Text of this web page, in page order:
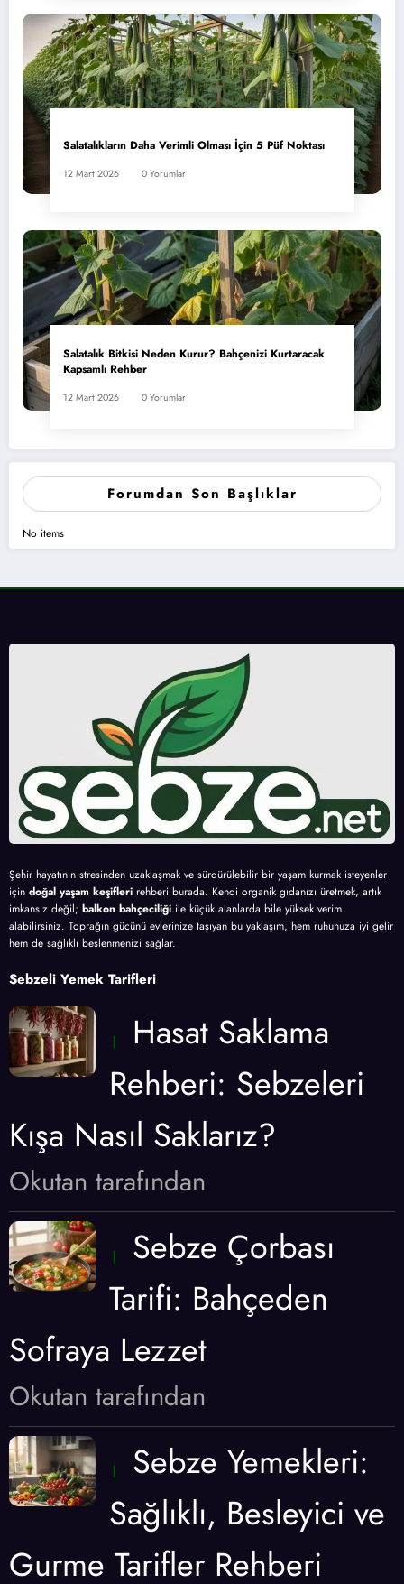
Salatalıkların Daha Verimli Olması İçin 5 Püf Noktası
12 Mart 2026 0 Yorumlar
Salatalık Bitkisi Neden Kurur? Bahçenizi Kurtaracak
Kapsamlı Rehber
12 Mart 2026 0 Yorumlar
Forumdan Son Başlıklar
No items
Şehir hayatının stresinden uzaklaşmak ve sürdürülebilir bir yaşam kurmak isteyenler
için doğal yaşam keşifleri rehberi burada. Kendi organik gıdanızı üretmek, artık
imkansız değil; balkon bahçeciliği ile küçük alanlarda bile yüksek verim
alabilirsiniz. Toprağın gücünü evlerinize taşıyan bu yaklaşım, hem ruhunuza iyi gelir
hem de sağlıklı beslenmenizi sağlar.
Sebzeli Yemek Tarifleri
Hasat Saklama
Rehberi: Sebzeleri
Kışa Nasıl Saklarız?
Okutan tarafından
Sebze Çorbası
Tarifi: Bahçeden
Sofraya Lezzet
Okutan tarafından
Sebze Yemekleri:
Sağlıklı, Besleyici ve
Gurme Tarifler Rehberi